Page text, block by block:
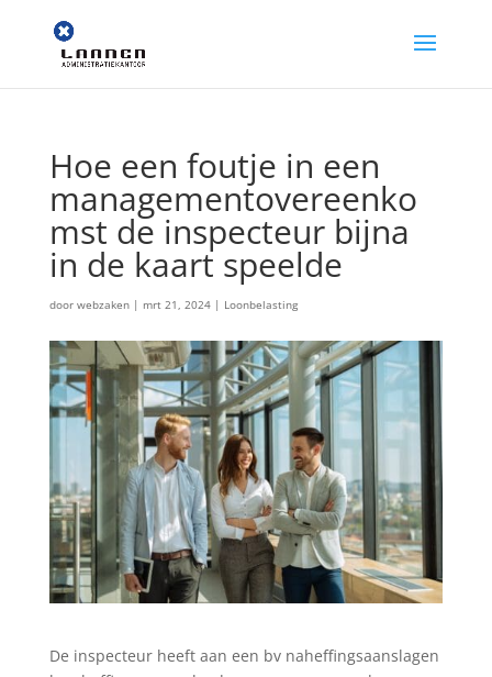
Hoe een foutje in een
managementovereenko
mst de inspecteur bijna
in de kaart speelde
door webzaken| mrt 21, 2024| Loonbelasting
De inspecteur heeft aan een bv naheffingsaanslagen